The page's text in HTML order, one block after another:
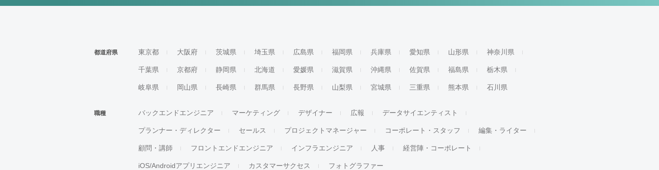
都道府県 東京都 大阪府 茨城県 埼玉県 広島県 福岡県 兵庫県 愛知県 山形県 神奈川県
千葉県 京都府 静岡県 北海道 愛媛県 滋賀県 沖縄県 佐賀県 福島県 栃木県
岐阜県 岡山県 長崎県 群馬県 長野県 山梨県 宮城県 三重県 熊本県 石川県
職種 バックエンドエンジニア マーケティング デザイナー 広報 データサイエンティスト
プランナー・ディレクター セールス プロジェクトマネージャー コーポレート・スタッフ 編集・ライター
顧問・講師 フロントエンドエンジニア インフラエンジニア 人事 経営陣・コーポレート
iOS/Androidアプリエンジニア カスタマーサクセス フォトグラファー